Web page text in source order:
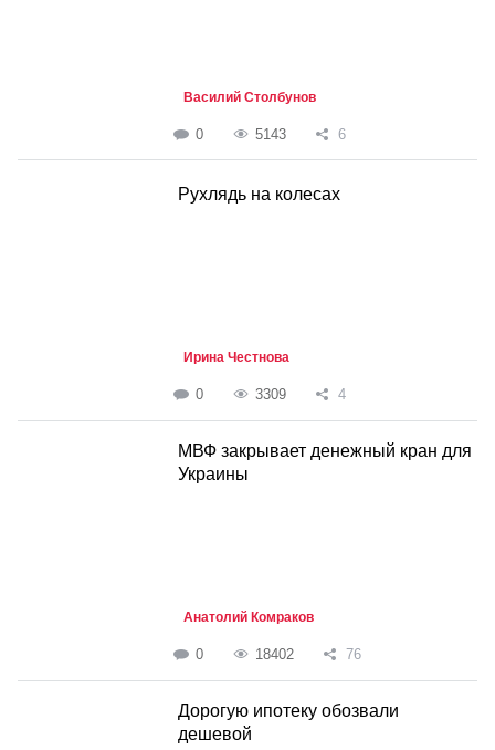
Василий Столбунов
0 5143 6
Рухлядь на колесах
Ирина Честнова
0 3309 4
МВФ закрывает денежный кран для
Украины
Анатолий Комраков
0 18402 76
Дорогую ипотеку обозвали
дешевой